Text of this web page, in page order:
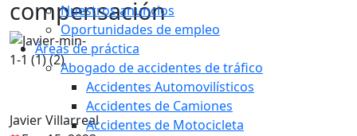
Nuestros anuncios
Oportunidades de empleo
Áreas de práctica
Abogado de accidentes de tráfico
Accidentes Automovilísticos
Accidentes de Camiones
Accidentes de Motocicleta
compensación
Javier Villarreal